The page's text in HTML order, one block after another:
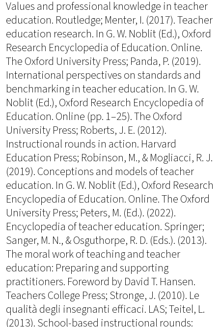
Values and professional knowledge in teacher
education. Routledge; Menter, I. (2017). Teacher
education research. In G. W. Noblit (Ed.), Oxford
Research Encyclopedia of Education. Online.
The Oxford University Press; Panda, P. (2019).
International perspectives on standards and
benchmarking in teacher education. In G. W.
Noblit (Ed.), Oxford Research Encyclopedia of
Education. Online (pp. 1–25). The Oxford
University Press; Roberts, J. E. (2012).
Instructional rounds in action. Harvard
Education Press; Robinson, M., & Mogliacci, R. J.
(2019). Conceptions and models of teacher
education. In G. W. Noblit (Ed.), Oxford Research
Encyclopedia of Education. Online. The Oxford
University Press; Peters, M. (Ed.). (2022).
Encyclopedia of teacher education. Springer;
Sanger, M. N., & Osguthorpe, R. D. (Eds.). (2013).
The moral work of teaching and teacher
education: Preparing and supporting
practitioners. Foreword by David T. Hansen.
Teachers College Press; Stronge, J. (2010). Le
qualità degli insegnanti efficaci. LAS; Teitel, L.
(2013). School-based instructional rounds: